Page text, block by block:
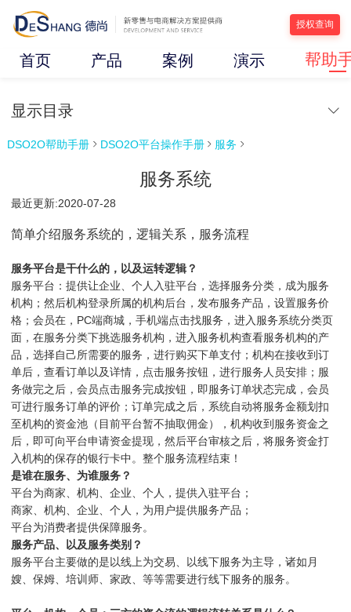
授权查询
首页 产品 案例 演示 帮助
显示目录
DSO2O帮助手册  DSO2O平台操作手册  服务 
服务系统
最近更新:2020-07-28
简单介绍服务系统的，逻辑关系，服务流程
服务平台是干什么的，以及运转逻辑？
服务平台：提供让企业、个人入驻平台，选择服务分类，成为服务
机构；然后机构登录所属的机构后台，发布服务产品，设置服务价
格；会员在，PC端商城，手机端点击找服务，进入服务系统分类页
面，在服务分类下挑选服务机构，进入服务机构查看服务机构的产
品，选择自己所需要的服务，进行购买下单支付；机构在接收到订
单后，查看订单以及详情，点击服务按钮，进行服务人员安排；服
务做完之后，会员点击服务完成按钮，即服务订单状态完成，会员
可进行服务订单的评价；订单完成之后，系统自动将服务金额划扣
至机构的资金池（目前平台暂不抽取佣金），机构收到服务资金之
后，即可向平台申请资金提现，然后平台审核之后，将服务资金打
入机构的保存的银行卡中。整个服务流程结束！
是谁在服务、为谁服务？
平台为商家、机构、企业、个人，提供入驻平台；
商家、机构、企业、个人，为用户提供服务产品；
平台为消费者提供保障服务。
服务产品、以及服务类别？
服务平台主要做的是以线上为交易、以线下服务为主导，诸如月
嫂、保姆、培训师、家政、等等需要进行线下服务的服务。